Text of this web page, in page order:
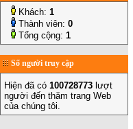
Khách: 1
Thành viên: 0
Tổng cộng: 1
Số người truy cập
Hiện đã có 100728773 lượt
người đến thăm trang Web
của chúng tôi.